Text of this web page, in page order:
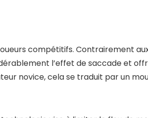
compétitifs. Contrairement
l’effet de saccade et
novice, cela se traduit par un